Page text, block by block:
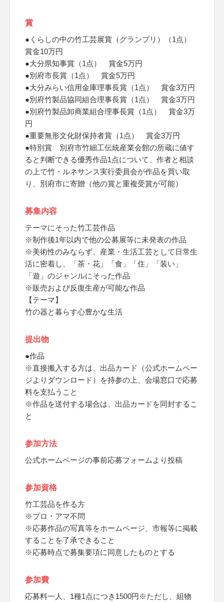
賞
●くらしの中の竹工芸展賞（グランプリ）（1点）
賞金10万円
●大分県知事賞（1点） 賞金5万円
●別府市長賞（1点） 賞金5万円
●大分みらい信用金庫理事長賞（1点） 賞金3万円
●別府竹製品協同組合理事長賞（1点） 賞金3万円
●別府竹製品卸商業組合理事長賞（1点） 賞金3万
円
●重要無形文化財保持者賞（1点） 賞金3万円
●特別賞 別府市竹細工伝統産業会館の所蔵に値す
ると判断できる優秀作品1点について、作者と相談
の上で竹・ルネサンス実行委員会が作品を買い取
り、別府市に寄贈（他の賞と重複受賞が可能）
募集内容
テーマにそった竹工芸作品
※制作後1年以内で他の公募展等に未発表の作品
※美術性のみならず、産業・生活工芸として日常生
活に密着し、「茶・花」「食」「住」「装い」
「遊」のジャンルにそった作品
※販売および反復生産が可能な作品
【テーマ】
竹の器と暮らす心豊かな生活
提出物
●作品
※直接搬入する方は、出品カード（公式ホームペー
ジよりダウンロード）を持参の上、会場窓口で応募
料を支払うこと
※作品を送付する場合は、出品カードを同封するこ
と
参加方法
公式ホームページの事前応募フォームより投稿
参加資格
竹工芸品を作る方
※プロ・アマ不問
※応募作品の写真等をホームページ、市報等に掲載
することを了承できること
※応募時点で募集要項に同意したものとする
参加費
応募料一人、1種1点につき1500円※ただし、組物